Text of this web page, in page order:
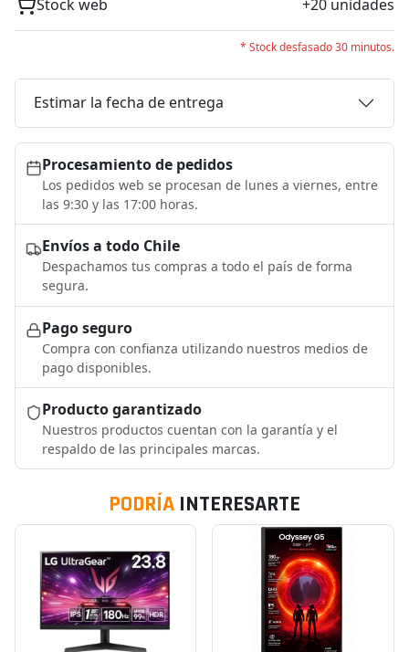
Stock web +20 unidades
* Stock desfasado 30 minutos.
Estimar la fecha de entrega
Procesamiento de pedidos
Los pedidos web se procesan de lunes a viernes, entre
las 9:30 y las 17:00 horas.
Envíos a todo Chile
Despachamos tus compras a todo el país de forma
segura.
Pago seguro
Compra con confianza utilizando nuestros medios de
pago disponibles.
Producto garantizado
Nuestros productos cuentan con la garantía y el
respaldo de las principales marcas.
PODRÍA INTERESARTE